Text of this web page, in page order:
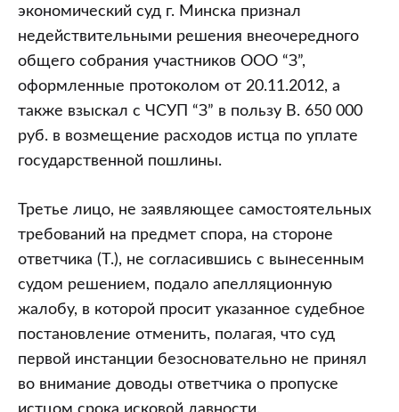
экономический суд г. Минска признал
недействительными решения внеочередного
общего собрания участников ООО “З”,
оформленные протоколом от 20.11.2012, а
также взыскал с ЧСУП “З” в пользу В. 650 000
руб. в возмещение расходов истца по уплате
государственной пошлины.
Третье лицо, не заявляющее самостоятельных
требований на предмет спора, на стороне
ответчика (Т.), не согласившись с вынесенным
судом решением, подало апелляционную
жалобу, в которой просит указанное судебное
постановление отменить, полагая, что суд
первой инстанции безосновательно не принял
во внимание доводы ответчика о пропуске